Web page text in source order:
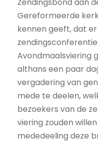
Gereformeerde
kennen geeft, dat
Avondmaalsviering
althans een paar
vergadering van
mede te deelen,
bezoekers van de
viering zouden
mededeeling deze